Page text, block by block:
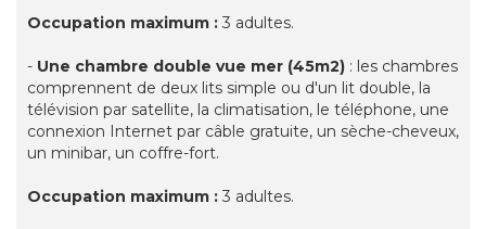
Occupation maximum : 3 adultes.
- Une chambre double vue mer (45m2) : les chambres
comprennent de deux lits simple ou d'un lit double, la
télévision par satellite, la climatisation, le téléphone, une
connexion Internet par câble gratuite, un sèche-cheveux,
un minibar, un coffre-fort.
Occupation maximum : 3 adultes.